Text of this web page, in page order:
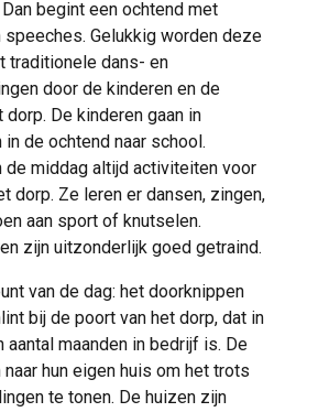
begint een ochtend met
speeches. Gelukkig worden deze
traditionele dans- en
door de kinderen en de
De kinderen gaan in
de ochtend naar school.
de middag altijd activiteiten voor
dorp. Ze leren er dansen, zingen,
aan sport of knutselen.
zijn uitzonderlijk goed getraind.
van de dag: het doorknippen
bij de poort van het dorp, dat in
aantal maanden in bedrijf is. De
hun eigen huis om het trots
te tonen. De huizen zijn